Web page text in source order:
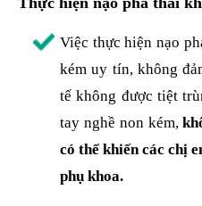
Việc thực hiện nạo
kém uy tín, không
tế không được tiệt
tay nghề non kém,
có thể khiến các chị
phụ khoa.